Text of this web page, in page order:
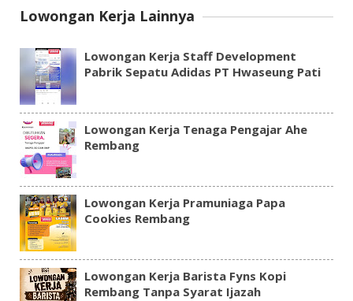
Lowongan Kerja Lainnya
Lowongan Kerja Staff Development
Pabrik Sepatu Adidas PT Hwaseung Pati
Lowongan Kerja Tenaga Pengajar Ahe
Rembang
Lowongan Kerja Pramuniaga Papa
Cookies Rembang
Lowongan Kerja Barista Fyns Kopi
Rembang Tanpa Syarat Ijazah